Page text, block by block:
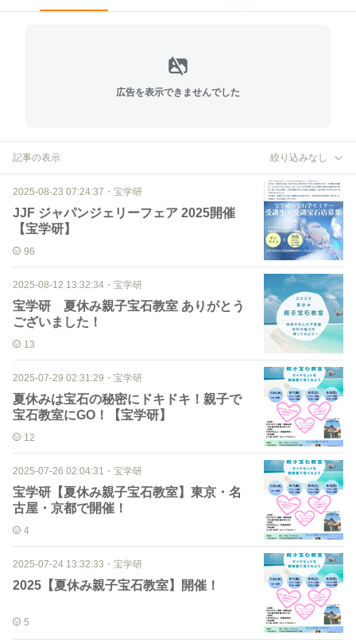
広告を表示できませんでした
記事の表示 絞り込みなし
2025-08-23 07:24:37 ・ 宝学研
JJF ジャパンジェリーフェア 2025開催
【宝学研】
96
2025-08-12 13:32:34 ・ 宝学研
宝学研 夏休み親子宝石教室 ありがとう
ございました！
13
2025-07-29 02:31:29 ・ 宝学研
夏休みは宝石の秘密にドキドキ！親子で
宝石教室にGO！【宝学研】
12
2025-07-26 02:04:31 ・ 宝学研
宝学研【夏休み親子宝石教室】東京・名
古屋・京都で開催！
4
2025-07-24 13:32:33 ・ 宝学研
2025【夏休み親子宝石教室】開催！
5